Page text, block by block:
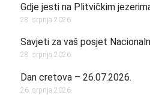
Gdje jesti na Plitvičkim
28. srpnja 2026.
Savjeti za vaš posjet
28. srpnja 2026.
Dan cretova – 26.07.2026.
26. srpnja 2026.